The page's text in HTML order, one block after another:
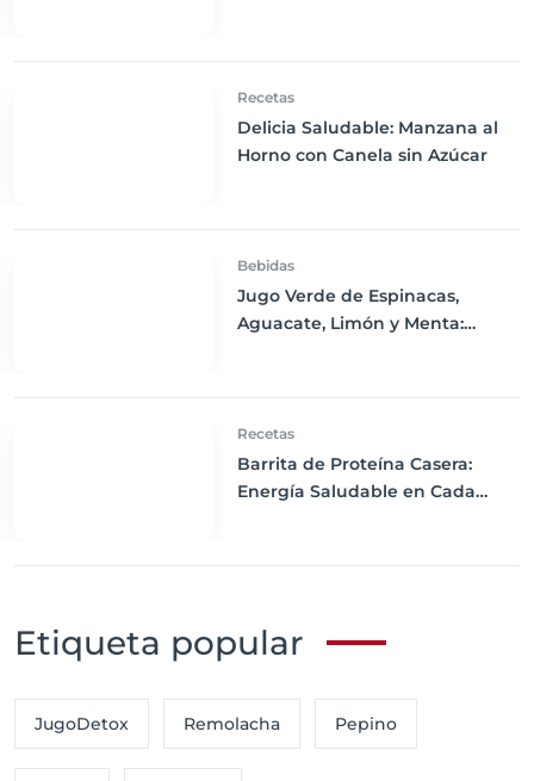
Recetas
Delicia Saludable: Manzana al
Horno con Canela sin Azúcar
Bebidas
Jugo Verde de Espinacas,
Aguacate, Limón y Menta:
Recetas
Barrita de Proteína Casera:
Energía Saludable en Cada
Etiqueta popular
JugoDetox Remolacha Pepino